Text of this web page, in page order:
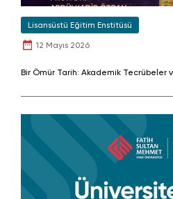
Lisansüstü Eğitim Enstitüsü
12 Mayıs 2026
Bir Ömür Tarih: Akademik Tecrübeler